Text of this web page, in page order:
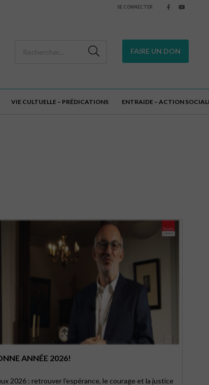
SE CONNECTER
FAIRE UN DON
VIE CULTUELLE – PRÉDICATIONS ENTRAIDE – ACTION
ANNÉE 2026!
2026 : retrouver l’espérance, le courage et la justice